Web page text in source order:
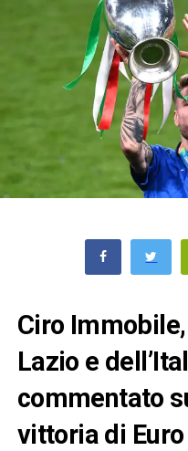
Ciro
Lazio e
commentato
vittoria di